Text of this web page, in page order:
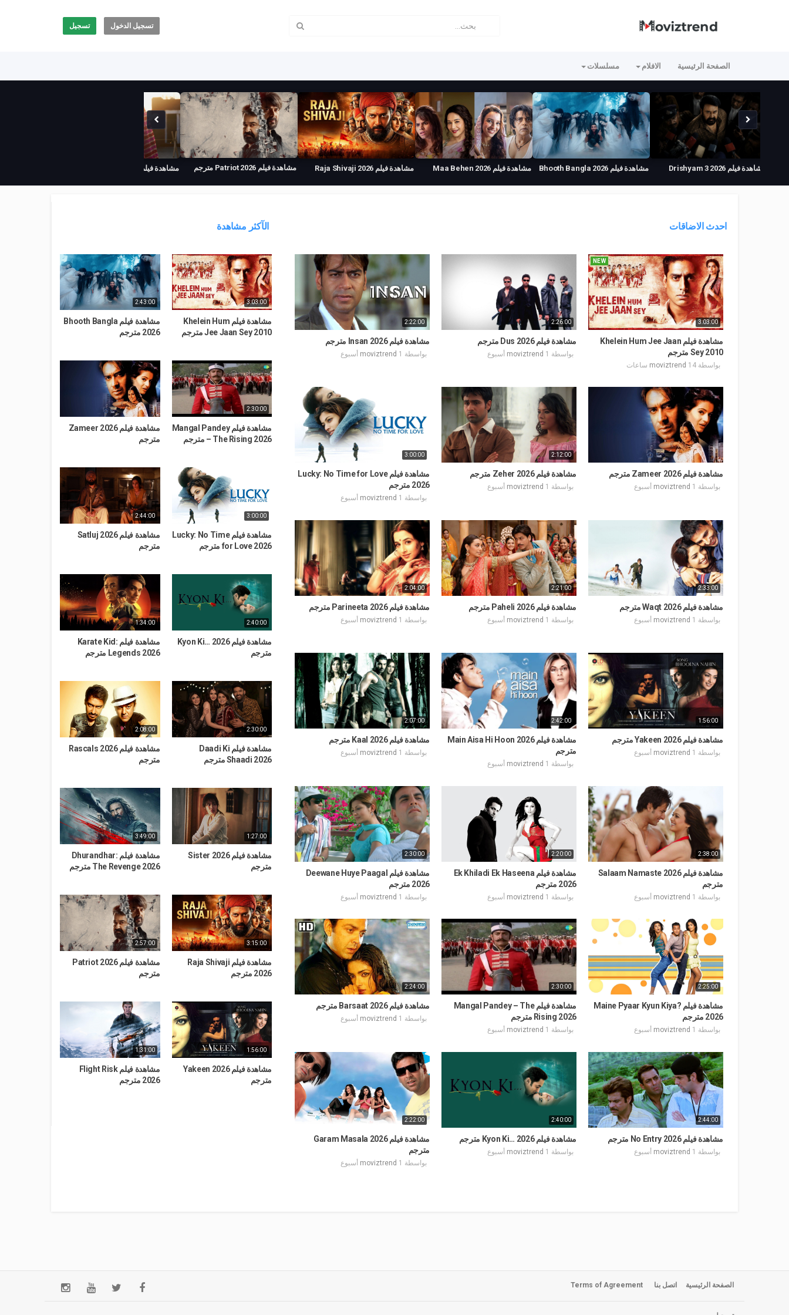
تسجيل الدخول تسجيل
الصفحة الرئيسية الافلام مسلسلات
مشاهدة فيلم Drishyam 3 2026
مشاهدة فيلم Bhooth Bangla 2026
مشاهدة فيلم Maa Behen 2026
مشاهدة فيلم Raja Shivaji 2026
مشاهدة فيلم Patriot 2026 مترجم مشاهدة فيلم Haq 2026 مترجم
احدث الاضاقات
3:03:00
NEW
مشاهدة فيلم Khelein Hum Jee Jaan
Sey 2010 مترجم
بواسطة moviztrend 14 ساعات
2:26:00
مشاهدة فيلم Dus 2026 مترجم
بواسطة moviztrend 1 أسبوع
2:22:00
مشاهدة فيلم Insan 2026 مترجم
بواسطة moviztrend 1 أسبوع
مشاهدة فيلم Zameer 2026 مترجم
بواسطة moviztrend 1 أسبوع
2:12:00
مشاهدة فيلم Zeher 2026 مترجم
بواسطة moviztrend 1 أسبوع
3:00:00
مشاهدة فيلم Lucky: No Time for Love
2026 مترجم
بواسطة moviztrend 1 أسبوع
2:33:00
مشاهدة فيلم Waqt 2026 مترجم
بواسطة moviztrend 1 أسبوع
2:21:00
مشاهدة فيلم Paheli 2026 مترجم
بواسطة moviztrend 1 أسبوع
2:04:00
مشاهدة فيلم Parineeta 2026 مترجم
بواسطة moviztrend 1 أسبوع
1:56:00
مشاهدة فيلم Yakeen 2026 مترجم
بواسطة moviztrend 1 أسبوع
2:42:00
مشاهدة فيلم Main Aisa Hi Hoon 2026
مترجم
بواسطة moviztrend 1 أسبوع
2:07:00
مشاهدة فيلم Kaal 2026 مترجم
بواسطة moviztrend 1 أسبوع
2:38:00
مشاهدة فيلم Salaam Namaste 2026
مترجم
بواسطة moviztrend 1 أسبوع
2:20:00
مشاهدة فيلم Ek Khiladi Ek Haseena
2026 مترجم
بواسطة moviztrend 1 أسبوع
2:30:00
مشاهدة فيلم Deewane Huye Paagal
2026 مترجم
بواسطة moviztrend 1 أسبوع
2:25:00
مشاهدة فيلم Maine Pyaar Kyun Kiya?
2026 مترجم
بواسطة moviztrend 1 أسبوع
2:30:00
مشاهدة فيلم Mangal Pandey – The
Rising 2026 مترجم
بواسطة moviztrend 1 أسبوع
2:24:00
مشاهدة فيلم Barsaat 2026 مترجم
بواسطة moviztrend 1 أسبوع
2:44:00
مشاهدة فيلم No Entry 2026 مترجم
بواسطة moviztrend 1 أسبوع
2:40:00
مشاهدة فيلم Kyon Ki… 2026 مترجم
بواسطة moviztrend 1 أسبوع
2:22:00
مشاهدة فيلم Garam Masala 2026
مترجم
بواسطة moviztrend 1 أسبوع
الآكثر مشاهدة
3:03:00
مشاهدة فيلم Khelein Hum
Jee Jaan Sey 2010 مترجم
2:43:00
مشاهدة فيلم Bhooth Bangla
2026 مترجم
2:30:00
مشاهدة فيلم Mangal Pandey
– The Rising 2026 مترجم
مشاهدة فيلم Zameer 2026
مترجم
3:00:00
مشاهدة فيلم Lucky: No Time
for Love 2026 مترجم
2:44:00
مشاهدة فيلم Satluj 2026
مترجم
2:40:00
مشاهدة فيلم Kyon Ki… 2026
مترجم
1:34:00
مشاهدة فيلم Karate Kid:
Legends 2026 مترجم
2:30:00
مشاهدة فيلم Daadi Ki
Shaadi 2026 مترجم
2:08:00
مشاهدة فيلم Rascals 2026
مترجم
1:27:00
مشاهدة فيلم Sister 2026
مترجم
3:49:00
مشاهدة فيلم Dhurandhar:
The Revenge 2026 مترجم
3:15:00
مشاهدة فيلم Raja Shivaji
2026 مترجم
2:57:00
مشاهدة فيلم Patriot 2026
مترجم
1:56:00
مشاهدة فيلم Yakeen 2026
مترجم
1:31:00
مشاهدة فيلم Flight Risk
2026 مترجم
الصفحة الرئيسية اتصل بنا Terms of Agreement